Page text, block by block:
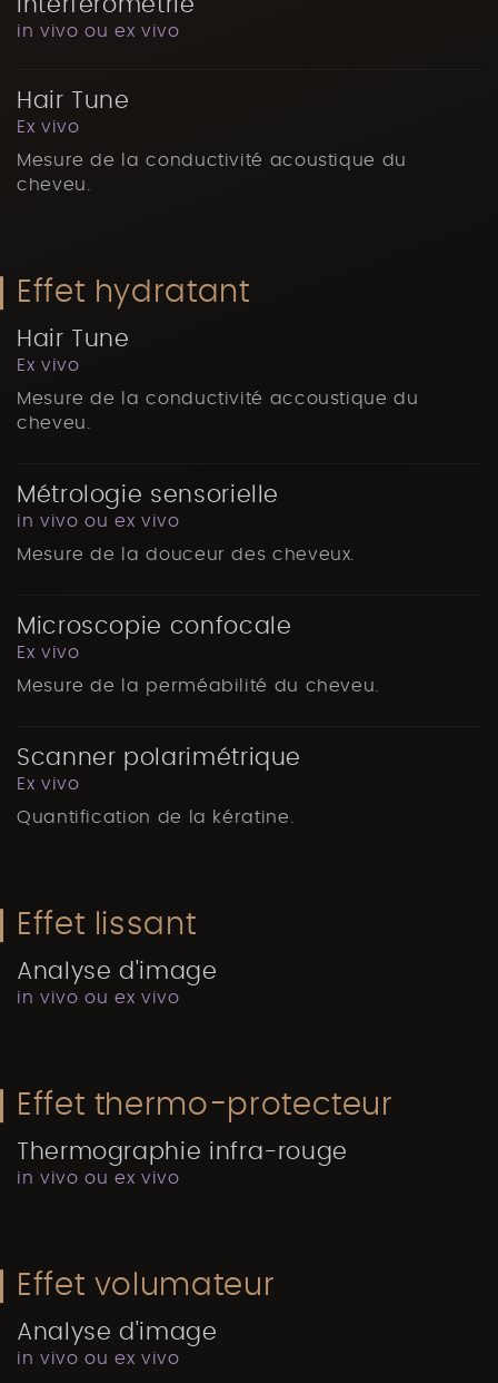
in vivo ou ex vivo
Hair Tune
Ex vivo
Mesure de la conductivité acoustique du
cheveu.
Effet hydratant
Hair Tune
Ex vivo
Mesure de la conductivité accoustique du
cheveu.
Métrologie sensorielle
in vivo ou ex vivo
Mesure de la douceur des cheveux.
Microscopie confocale
Ex vivo
Mesure de la perméabilité du cheveu.
Scanner polarimétrique
Ex vivo
Quantification de la kératine.
Effet lissant
Analyse d'image
in vivo ou ex vivo
Effet thermo-protecteur
Thermographie infra-rouge
in vivo ou ex vivo
Effet volumateur
Analyse d'image
in vivo ou ex vivo